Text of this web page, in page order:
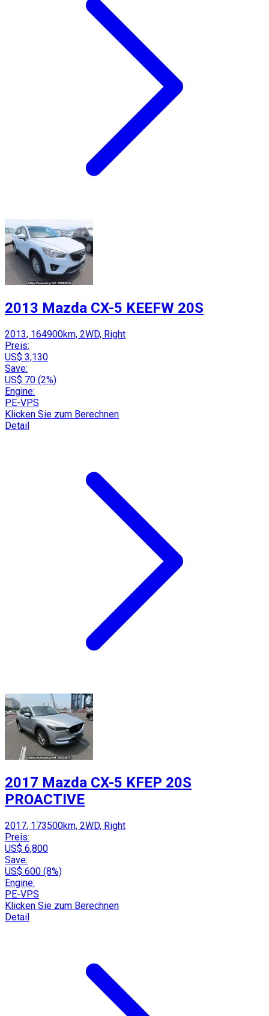
2013 Mazda CX-5 KEEFW 20S
2013, 164900km, 2WD, Right
Preis:
US$ 3,130
Save:
US$ 70 (2%)
Engine:
PE-VPS
Klicken Sie zum Berechnen
Detail
2017 Mazda CX-5 KFEP 20S
PROACTIVE
2017, 173500km, 2WD, Right
Preis:
US$ 6,800
Save:
US$ 600 (8%)
Engine:
PE-VPS
Klicken Sie zum Berechnen
Detail